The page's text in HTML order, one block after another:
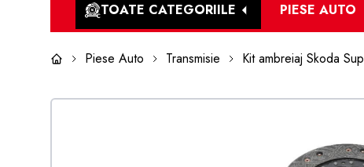
TOATE CATEGORIILE PIESE AUTO
Piese Auto Transmisie Kit ambreiaj Skoda